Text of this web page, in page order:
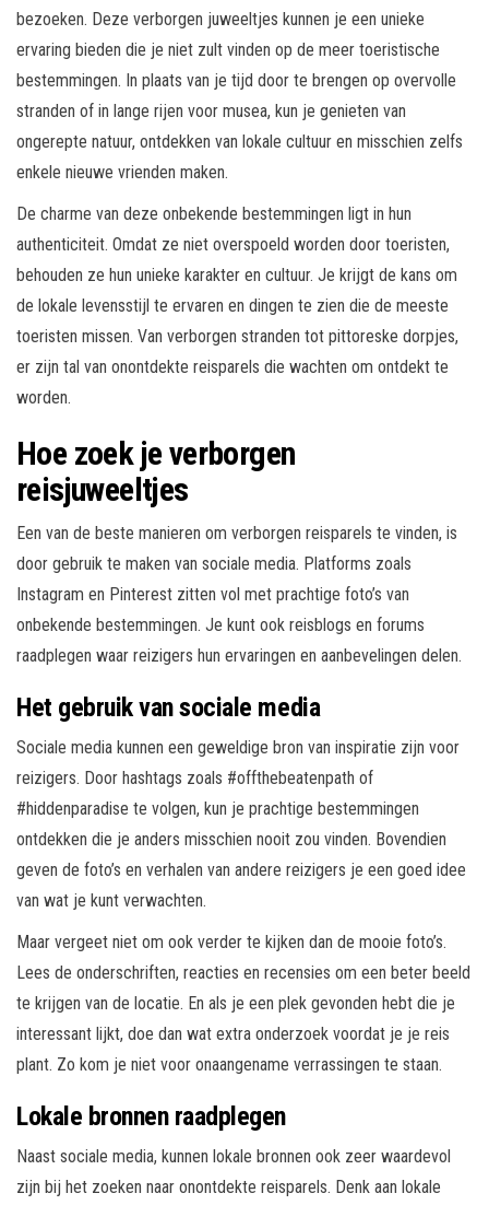
bezoeken. Deze verborgen juweeltjes kunnen je een unieke
ervaring bieden die je niet zult vinden op de meer toeristische
bestemmingen. In plaats van je tijd door te brengen op overvolle
stranden of in lange rijen voor musea, kun je genieten van
ongerepte natuur, ontdekken van lokale cultuur en misschien zelfs
enkele nieuwe vrienden maken.
De charme van deze onbekende bestemmingen ligt in hun
authenticiteit. Omdat ze niet overspoeld worden door toeristen,
behouden ze hun unieke karakter en cultuur. Je krijgt de kans om
de lokale levensstijl te ervaren en dingen te zien die de meeste
toeristen missen. Van verborgen stranden tot pittoreske dorpjes,
er zijn tal van onontdekte reisparels die wachten om ontdekt te
worden.
Hoe zoek je verborgen
reisjuweeltjes
Een van de beste manieren om verborgen reisparels te vinden, is
door gebruik te maken van sociale media. Platforms zoals
Instagram en Pinterest zitten vol met prachtige foto’s van
onbekende bestemmingen. Je kunt ook reisblogs en forums
raadplegen waar reizigers hun ervaringen en aanbevelingen delen.
Het gebruik van sociale media
Sociale media kunnen een geweldige bron van inspiratie zijn voor
reizigers. Door hashtags zoals #offthebeatenpath of
#hiddenparadise te volgen, kun je prachtige bestemmingen
ontdekken die je anders misschien nooit zou vinden. Bovendien
geven de foto’s en verhalen van andere reizigers je een goed idee
van wat je kunt verwachten.
Maar vergeet niet om ook verder te kijken dan de mooie foto’s.
Lees de onderschriften, reacties en recensies om een beter beeld
te krijgen van de locatie. En als je een plek gevonden hebt die je
interessant lijkt, doe dan wat extra onderzoek voordat je je reis
plant. Zo kom je niet voor onaangename verrassingen te staan.
Lokale bronnen raadplegen
Naast sociale media, kunnen lokale bronnen ook zeer waardevol
zijn bij het zoeken naar onontdekte reisparels. Denk aan lokale